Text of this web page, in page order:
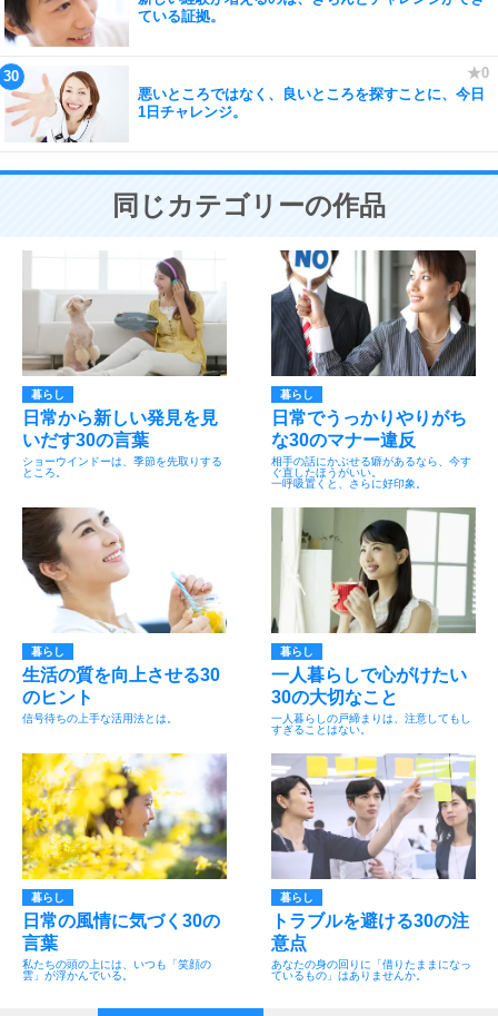
ている証拠。
悪いところではなく、良いところを探すことに、今日
1日チャレンジ。
同じカテゴリーの作品
暮らし
日常から新しい発見を見
いだす30の言葉
ショーウインドーは、季節を先取りする
ところ。
暮らし
日常でうっかりやりがち
な30のマナー違反
相手の話にかぶせる癖があるなら、今す
ぐ直したほうがいい。
一呼吸置くと、さらに好印象。
暮らし
生活の質を向上させる30
のヒント
信号待ちの上手な活用法とは。
暮らし
一人暮らしで心がけたい
30の大切なこと
一人暮らしの戸締まりは、注意してもし
すぎることはない。
暮らし
日常の風情に気づく30の
言葉
私たちの頭の上には、いつも「笑顔の
雲」が浮かんでいる。
暮らし
トラブルを避ける30の注
意点
あなたの身の回りに「借りたままになっ
ているもの」はありませんか。